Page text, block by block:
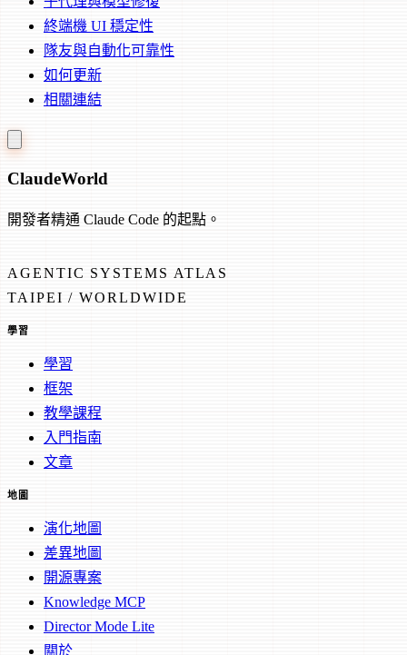
終端機 UI 穩定性
隊友與自動化可靠性
如何更新
相關連結
ClaudeWorld
開發者精通 Claude Code 的起點。
AGENTIC SYSTEMS ATLAS
TAIPEI / WORLDWIDE
學習
學習
框架
教學課程
入門指南
文章
地圖
演化地圖
差異地圖
開源專案
Knowledge MCP
Director Mode Lite
關於